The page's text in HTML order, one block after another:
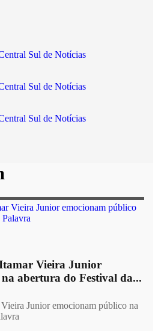
Vieira Junior
abertura do Festival da...
Junior emocionam público na